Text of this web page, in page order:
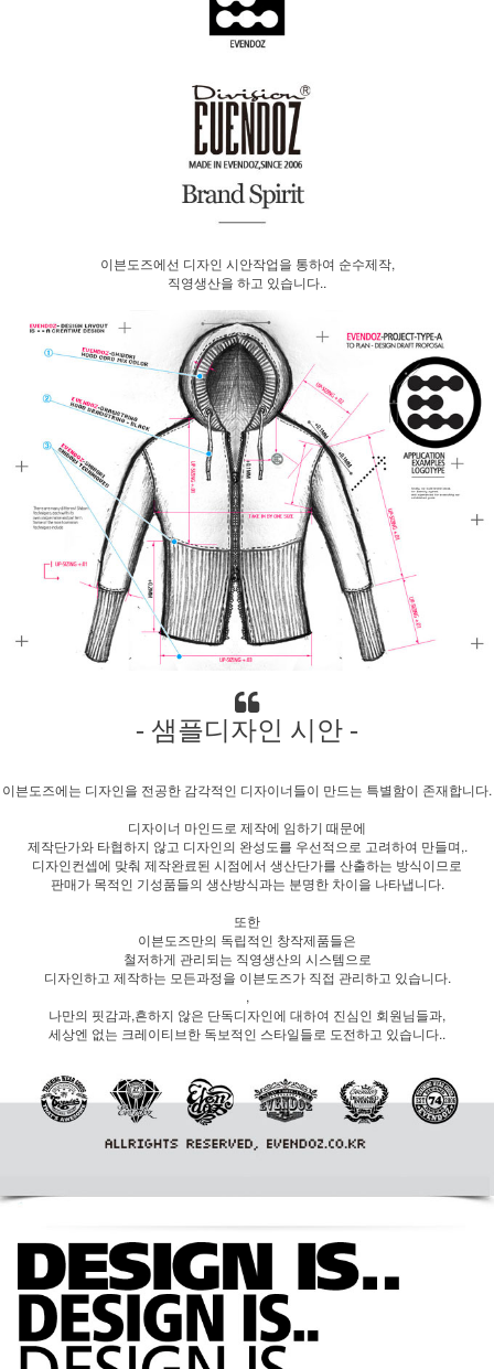
이븐도즈에선 디자인 시안작업을 통하여 순수제작,
직영생산을 하고 있습니다..
- 샘플디자인 시안 -
이븐도즈에는 디자인을 전공한 감각적인 디자이너들이 만드는 특별함이 존재합니다.
디자이너 마인드로 제작에 임하기 때문에
제작단가와 타협하지 않고 디자인의 완성도를 우선적으로 고려하여 만들며,.
디자인컨셉에 맞춰 제작완료된 시점에서 생산단가를 산출하는 방식이므로
판매가 목적인 기성품들의 생산방식과는 분명한 차이을 나타냅니다.
또한
이븐도즈만의 독립적인 창작제품들은
철저하게 관리되는 직영생산의 시스템으로
디자인하고 제작하는 모든과정을 이븐도즈가 직접 관리하고 있습니다.
,
나만의 핏감과,흔하지 않은 단독디자인에 대하여 진심인 회원님들과,
세상엔 없는 크레이티브한 독보적인 스타일들로 도전하고 있습니다..